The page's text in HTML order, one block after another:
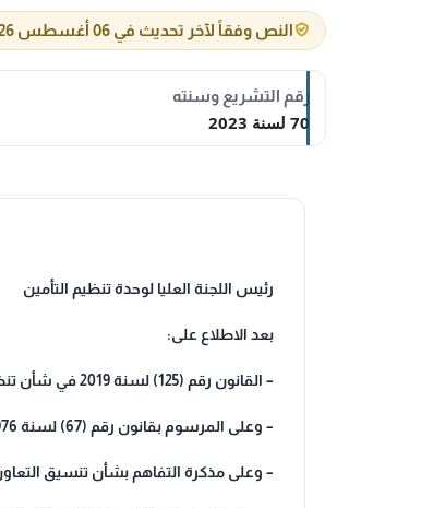
النص وفقاً لآخر تحديث في 06 أغسطس 2026
رقم التشريع وسنته
70 لسنة 2023
رئيس اللجنة العليا لوحدة تنظيم التأمين
بعد الاطلاع على:
– القانون رقم (125) لسنة 2019 في شأن تنظيم التأمين ولائحته التنفيذية وتعديلاتها،
– وعلى المرسوم بقانون رقم (67) لسنة 1976 في شأن المرور ولائحته التنفيذية وتعديلاتهما،
– وعلى مذكرة التفاهم بشأن تنسيق التعاون بين